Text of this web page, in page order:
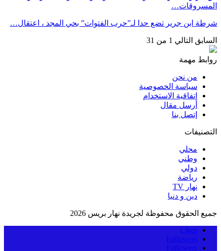
المسروقات…
شرطة ابن جرير تضع حدا لـ”حرب الفتوات” بحي المجد ، اعتقال…
السابق التالي 1 من 31
روابط مهمة
من نحن
سياسة الخصوصية
اتفاقية الاستخدام
أرسل مقال
إتصل بنا
التصنيفات
محلي
وطني
دولي
رياضة
نهار TV
دين و دنيا
جميع الحقوق محفوظة لجريدة نهار بريس 2026
Likes
Followers
Followers